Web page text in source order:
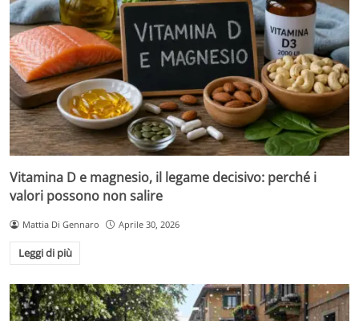
Vitamina D e magnesio, il legame decisivo: perché i
valori possono non salire
Mattia Di Gennaro Aprile 30, 2026
Leggi di più